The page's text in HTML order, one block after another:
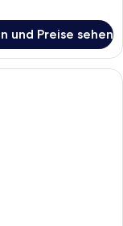
und Preise sehen
mit Bett,